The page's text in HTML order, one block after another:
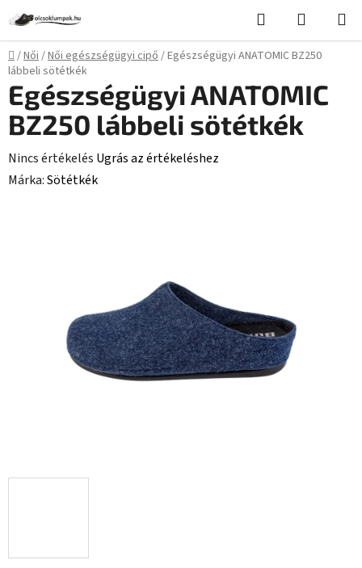
fő
tartalomhoz
Keresés KOSÁR
Kezdőlap
/Női/Női egészségügyi cipő/Egészségügyi ANATOMIC BZ250
lábbeli sötétkék
Egészségügyi ANATOMIC
BZ250 lábbeli sötétkék
A
termék
Nincs értékelés Ugrás az értékeléshez
Márka:Sötétkék